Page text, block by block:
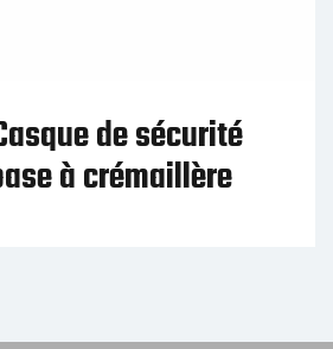
tête avec écran
grillagé